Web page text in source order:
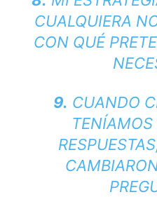
CUALQUIERA
CON QUÉ
9. CUANDO